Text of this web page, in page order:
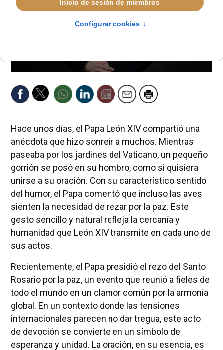
Hace unos días, el Papa León XIV compartió una
anécdota que hizo sonreír a muchos. Mientras
paseaba por los jardines del Vaticano, un pequeño
gorrión se posó en su hombro, como si quisiera
unirse a su oración. Con su característico sentido
del humor, el Papa comentó que incluso las aves
sienten la necesidad de rezar por la paz. Este
gesto sencillo y natural refleja la cercanía y
humanidad que León XIV transmite en cada uno de
sus actos.
Recientemente, el Papa presidió el rezo del Santo
Rosario por la paz, un evento que reunió a fieles de
todo el mundo en un clamor común por la armonía
global. En un contexto donde las tensiones
internacionales parecen no dar tregua, este acto
de devoción se convierte en un símbolo de
esperanza y unidad. La oración, en su esencia, es